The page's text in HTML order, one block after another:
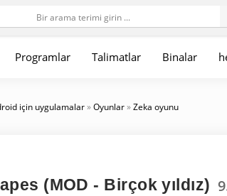
Programlar Talimatlar Binalar
için uygulamalar»Oyunlar»Zeka oyunu
(MOD - Birçok yıldız)